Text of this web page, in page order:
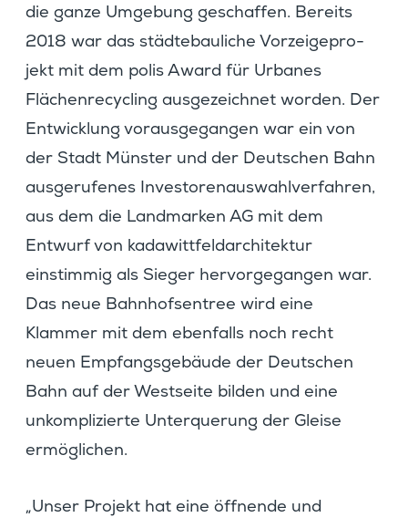
die ganze Umgebung geschaffen. Bereits
2018 war das städte­bau­liche Vorzei­ge­pro­
jekt mit dem polis Award für Urbanes
Flächen­re­cy­cling ausge­zeichnet worden. Der
Entwick­lung voraus­ge­gangen war ein von
der Stadt Münster und der Deutschen Bahn
ausge­ru­fenes Inves­to­ren­aus­wahl­ver­fahren,
aus dem die Landmarken AG mit dem
Entwurf von kadawitt­feld­ar­chi­tektur
einstimmig als Sieger hervor­ge­gangen war.
Das neue Bahnhofs­en­tree wird eine
Klammer mit dem ebenfalls noch recht
neuen Empfangs­ge­bäude der Deutschen
Bahn auf der Westseite bilden und eine
unkom­pli­zierte Unter­que­rung der Gleise
ermöglichen.
„Unser Projekt hat eine öffnende und